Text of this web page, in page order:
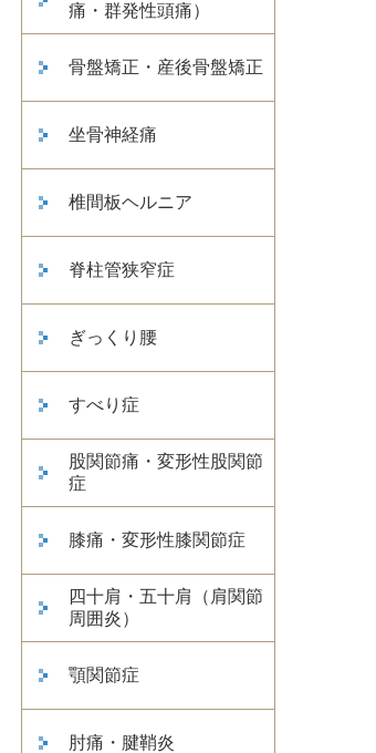
痛・群発性頭痛）
骨盤矯正・産後骨盤矯正
坐骨神経痛
椎間板ヘルニア
脊柱管狭窄症
ぎっくり腰
すべり症
股関節痛・変形性股関節
症
膝痛・変形性膝関節症
四十肩・五十肩（肩関節
周囲炎）
顎関節症
肘痛・腱鞘炎